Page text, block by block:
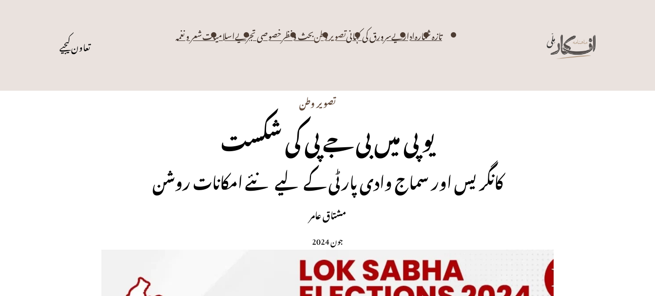
تازہ شمارہاداریےسرورق کی کہانیتصویر وطنبحث و نظرخصوصی تجزیےاسلامیاتشعر و نغمہ تعاون کیجیے
تصویر وطن
یو پی میں بی جے پی کی شکست
کانگریس اور سماج وادی پارٹی کے لیے نئے امکانات روشن
مشتاق عامر
جون 2024